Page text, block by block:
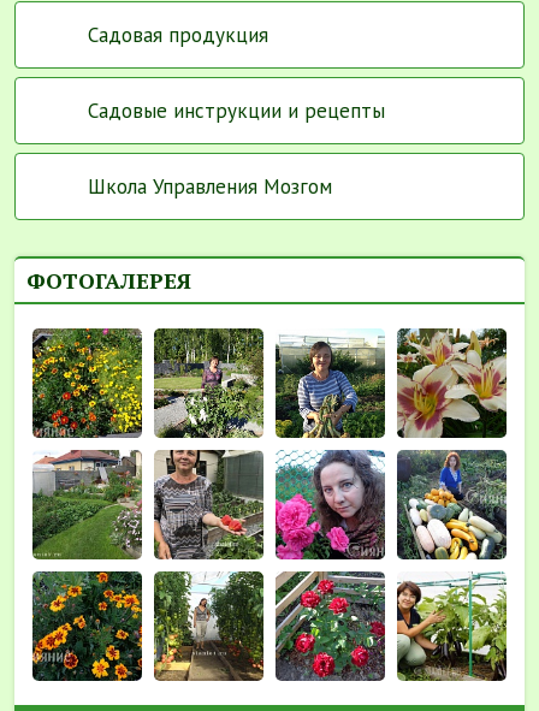
Садовая продукция
Садовые инструкции и рецепты
Школа Управления Мозгом
ФОТОГАЛЕРЕЯ